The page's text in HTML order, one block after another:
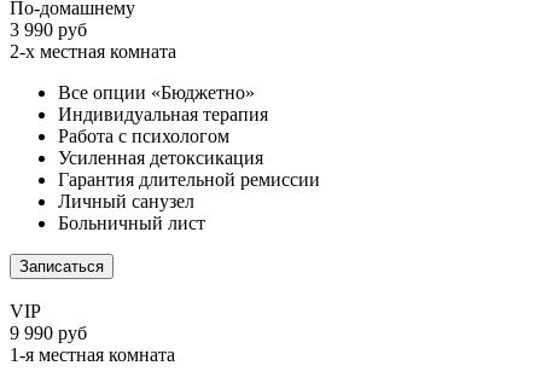
По-домашнему
3 990 руб
2-х местная комната
Все опции «Бюджетно»
Индивидуальная терапия
Работа с психологом
Усиленная детоксикация
Гарантия длительной ремиссии
Личный санузел
Больничный лист
Записаться
VIP
9 990 руб
1-я местная комната